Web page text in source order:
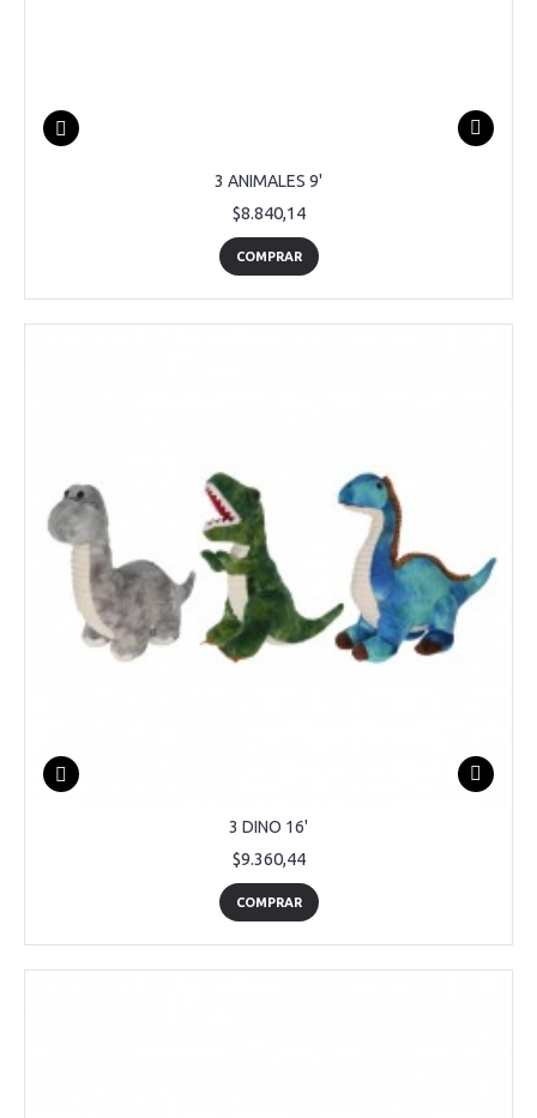
3 ANIMALES 9'
$8.840,14
COMPRAR
3 DINO 16'
$9.360,44
COMPRAR